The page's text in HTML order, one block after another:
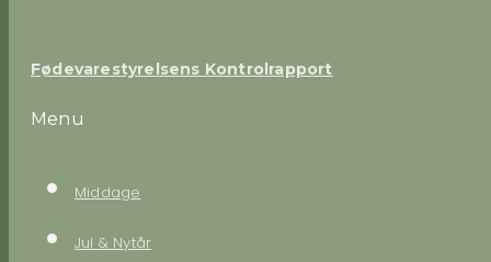
Fødevarestyrelsens Kontrolrapport
Menu
Middage
Jul & Nytår